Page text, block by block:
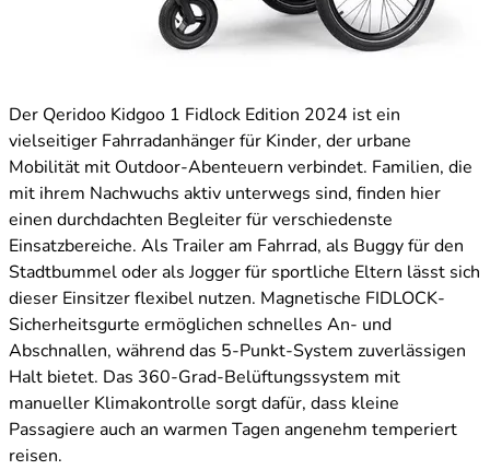
Der Qeridoo Kidgoo 1 Fidlock Edition 2024 ist ein
vielseitiger Fahrradanhänger für Kinder, der urbane
Mobilität mit Outdoor-Abenteuern verbindet. Familien, die
mit ihrem Nachwuchs aktiv unterwegs sind, finden hier
einen durchdachten Begleiter für verschiedenste
Einsatzbereiche. Als Trailer am Fahrrad, als Buggy für den
Stadtbummel oder als Jogger für sportliche Eltern lässt sich
dieser Einsitzer flexibel nutzen. Magnetische FIDLOCK-
Sicherheitsgurte ermöglichen schnelles An- und
Abschnallen, während das 5-Punkt-System zuverlässigen
Halt bietet. Das 360-Grad-Belüftungssystem mit
manueller Klimakontrolle sorgt dafür, dass kleine
Passagiere auch an warmen Tagen angenehm temperiert
reisen.